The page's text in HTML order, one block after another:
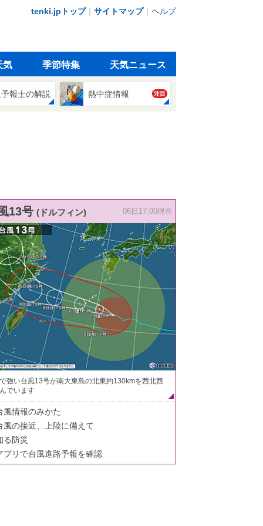
tenki.jpトップ｜ サイトマップ｜ ヘルプ
気 季節特集 天気ニュース
報士の解説 熱中症情報 注目
13号 (ドルフィン) 06日17:00現在
強い台風13号が南大東島の北東約130kmを西北西
でいます
風情報のみかた
風の接近、上陸に備えて
る防災
プリで台風進路予報を確認